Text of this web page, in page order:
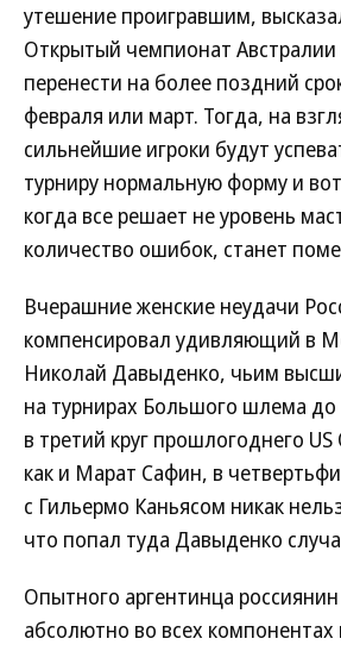
утешение проигравшим,
Открытый чемпионат
перенести на более поздний
февраля или март. Тогда, на
сильнейшие игроки будут
турниру нормальную форму и
когда все решает не уровень
количество ошибок, станет
Вчерашние женские неудачи
компенсировал удивляющий в
Николай Давыденко, чьим
на турнирах Большого шлема
в третий круг прошлогоднего
как и Марат Сафин, в
с Гильермо Каньясом никак
что попал туда Давыденко
Опытного аргентинца
абсолютно во всех